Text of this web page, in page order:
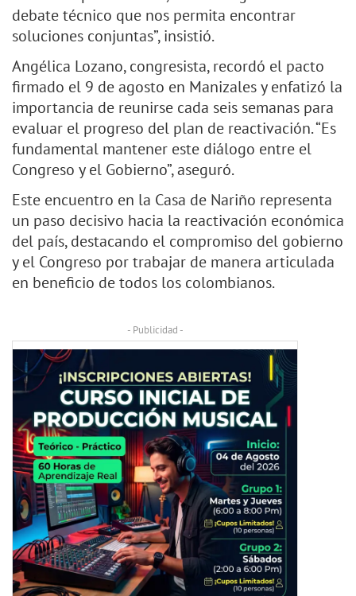
debate técnico que nos permita encontrar
soluciones conjuntas”, insistió.
Angélica Lozano, congresista, recordó el pacto
firmado el 9 de agosto en Manizales y enfatizó la
importancia de reunirse cada seis semanas para
evaluar el progreso del plan de reactivación. “Es
fundamental mantener este diálogo entre el
Congreso y el Gobierno”, aseguró.
Este encuentro en la Casa de Nariño representa
un paso decisivo hacia la reactivación económica
del país, destacando el compromiso del gobierno
y el Congreso por trabajar de manera articulada
en beneficio de todos los colombianos.
- Publicidad -